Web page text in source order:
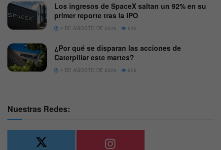
Los ingresos de SpaceX saltan un 92% en su
primer reporte tras la IPO
4 DE AGOSTO DE 2026 636
¿Por qué se disparan las acciones de
Caterpillar este martes?
4 DE AGOSTO DE 2026 608
Nuestras Redes: